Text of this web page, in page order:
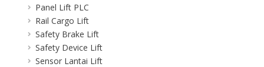
Panel Lift PLC
Rail Cargo Lift
Safety Brake Lift
Safety Device Lift
Sensor Lantai Lift